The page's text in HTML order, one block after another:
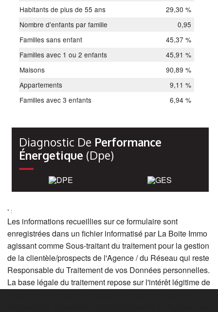
Habitants de plus de 55 ans
29,30 %
Nombre d'enfants par famille
0,95
Familles sans enfant
45,37 %
Familles avec 1 ou 2 enfants
45,91 %
Maisons
90,89 %
Appartements
9,11 %
Familles avec 3 enfants
6,94 %
Diagnostic De Performance
Énergetique (dpe)
* :
Les informations recueillies sur ce formulaire sont
enregistrées dans un fichier informatisé par La Boite Immo
agissant comme Sous-traitant du traitement pour la gestion
de la clientèle/prospects de l'Agence / du Réseau qui reste
Responsable du Traitement de vos Données personnelles.
La base légale du traitement repose sur l'intérêt légitime de